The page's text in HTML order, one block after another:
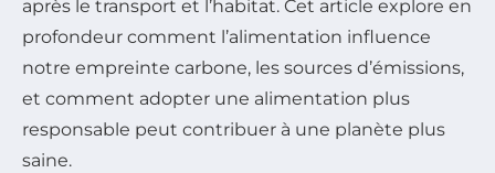
après le transport et l’habitat. Cet article explore en
profondeur comment l’alimentation influence
notre empreinte carbone, les sources d’émissions,
et comment adopter une alimentation plus
responsable peut contribuer à une planète plus
saine.